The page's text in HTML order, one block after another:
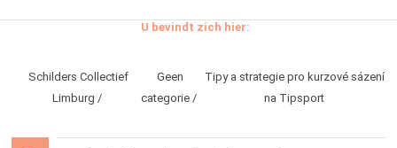
U bevindt zich hier:
Schilders Collectief
Limburg
Geen
categorie
Tipy a strategie pro kurzové sázení
na Tipsport